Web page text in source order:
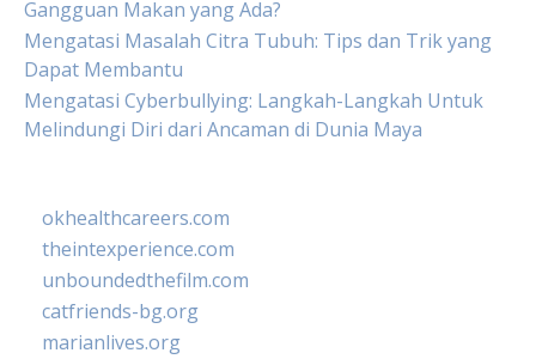
Gangguan Makan yang Ada?
Mengatasi Masalah Citra Tubuh: Tips dan Trik yang
Dapat Membantu
Mengatasi Cyberbullying: Langkah-Langkah Untuk
Melindungi Diri dari Ancaman di Dunia Maya
okhealthcareers.com
theintexperience.com
unboundedthefilm.com
catfriends-bg.org
marianlives.org